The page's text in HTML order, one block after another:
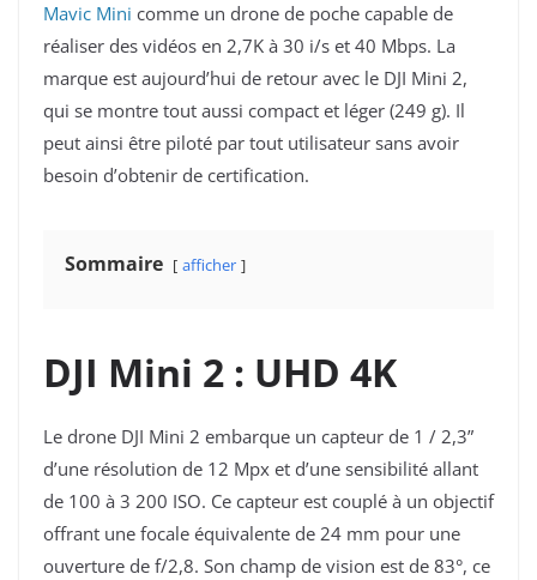
Mavic Mini comme un drone de poche capable de
réaliser des vidéos en 2,7K à 30 i/s et 40 Mbps. La
marque est aujourd’hui de retour avec le DJI Mini 2,
qui se montre tout aussi compact et léger (249 g). Il
peut ainsi être piloté par tout utilisateur sans avoir
besoin d’obtenir de certification.
Sommaire afficher
DJI Mini 2 : UHD 4K
Le drone DJI Mini 2 embarque un capteur de 1 / 2,3”
d’une résolution de 12 Mpx et d’une sensibilité allant
de 100 à 3 200 ISO. Ce capteur est couplé à un objectif
offrant une focale équivalente de 24 mm pour une
ouverture de f/2,8. Son champ de vision est de 83°, ce